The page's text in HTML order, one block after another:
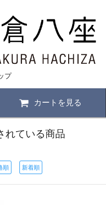
プ
カートを見る
れている商品
順 新着順